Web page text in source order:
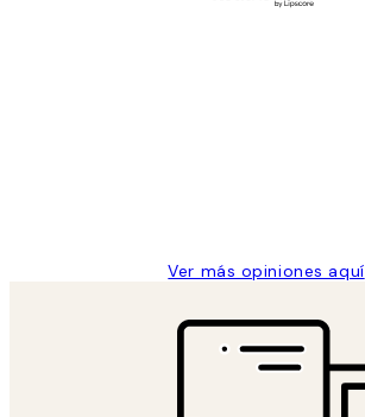
Ver más opiniones aquí